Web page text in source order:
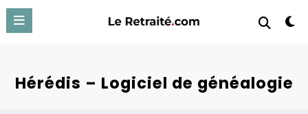
Aller
contenu
Hérédis – Logiciel de généalogie